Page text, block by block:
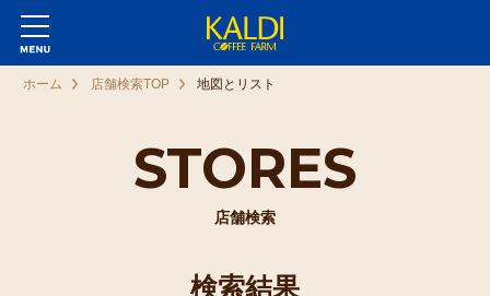
STORES
店舗検索
ホーム 店舗検索TOP 地図とリスト
検索結果